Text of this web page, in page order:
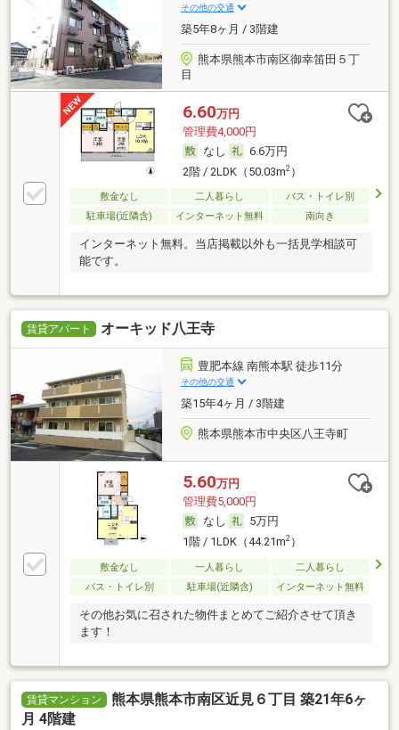
その他の交通
築5年8ヶ月 / 3階建
熊本県熊本市南区御幸笛田５丁
目
6.60万円
管理費4,000円
なし
6.6万円
2階 / 2LDK（50.03m2）
敷金なし 二人暮らし
バス・トイレ別
駐車場(近隣含)
インターネット無料 南向き
インターネット無料。当店掲載以外も一括見学相談可
能です。
賃貸アパート オーキッド八王寺
豊肥本線 南熊本駅 徒歩11分
その他の交通
築15年4ヶ月 / 3階建
熊本県熊本市中央区八王寺町
5.60万円
管理費5,000円
なし
5万円
1階 / 1LDK（44.21m2）
敷金なし 一人暮らし
二人暮らし
バス・トイレ別
駐車場(近隣含) インターネット無料
その他お気に召された物件まとめてご紹介させて頂き
ます！
賃貸マンション
熊本県熊本市南区近見６丁目 築21年6ヶ
月 4階建